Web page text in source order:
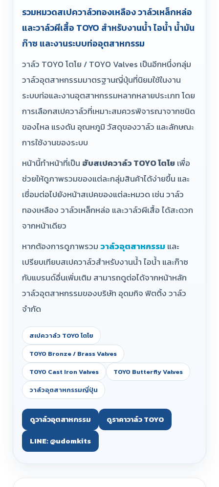
รวมหมวดสเปควาล์วทองเหลือง วาล์วเหล็กหล่อ
และวาล์วผีเสื้อ TOYO สำหรับงานน้ำ ไอน้ำ น้ำมัน
ก๊าซ และงานระบบท่ออุตสาหกรรม
วาล์ว TOYO โตโย / TOYO Valves เป็นอีกหนึ่งกลุ่ม
วาล์วอุตสาหกรรมมาตรฐานญี่ปุ่นที่นิยมใช้ในงาน
ระบบท่อและงานอุตสาหกรรมหลากหลายประเภท โดย
การเลือกสเปควาล์วที่เหมาะสมควรพิจารณาจากชนิด
ของไหล แรงดัน อุณหภูมิ วัสดุของวาล์ว และลักษณะ
การใช้งานของระบบ
หน้านี้ทำหน้าที่เป็น ฮับสเปควาล์ว TOYO โตโยเพื่อ
ช่วยให้ดูภาพรวมของแต่ละกลุ่มสินค้าได้ง่ายขึ้น และ
เชื่อมต่อไปยังหน้าสเปคของแต่ละหมวด เช่น วาล์ว
ทองเหลือง วาล์วเหล็กหล่อ และวาล์วผีเสื้อ ได้สะดวก
จากหน้าเดียว
หากต้องการดูภาพรวม วาล์วอุตสาหกรรมและ
เปรียบเทียบสเปควาล์วสำหรับงานน้ำ ไอน้ำ และก๊าซ
กับแบรนด์อื่นเพิ่มเติม สามารถดูต่อได้จากหน้าหลัก
วาล์วอุตสาหกรรมของบริษัท อุดมกิจ ฟิตติ้ง วาล์ว
จำกัด
สเปควาล์ว TOYO โตโย
TOYO Bronze / Brass Valves
TOYO Cast Iron Valves
TOYO Butterfly Valves
วาล์วอุตสาหกรรมญี่ปุ่น
ดูวาล์วอุตสาหกรรม
ดูราคาวาล์ว TOYO
LINE: @udomkits